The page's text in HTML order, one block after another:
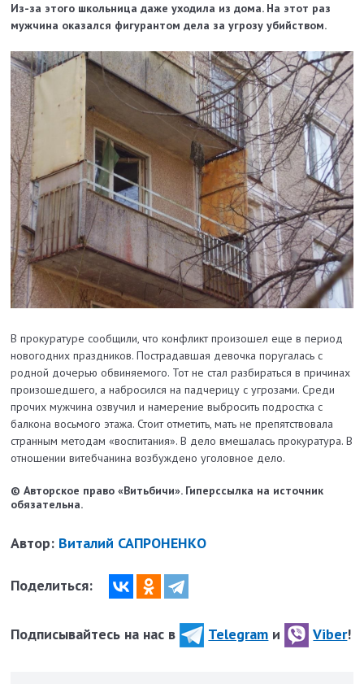
Из-за этого школьница даже уходила из дома. На этот раз
мужчина оказался фигурантом дела за угрозу убийством.
В прокуратуре сообщили, что конфликт произошел еще в период
новогодних праздников. Пострадавшая девочка поругалась с
родной дочерью обвиняемого. Тот не стал разбираться в причинах
произошедшего, а набросился на падчерицу с угрозами. Среди
прочих мужчина озвучил и намерение выбросить подростка с
балкона восьмого этажа. Стоит отметить, мать не препятствовала
странным методам «воспитания». В дело вмешалась прокуратура. В
отношении витебчанина возбуждено уголовное дело.
© Авторское право «Витьбичи». Гиперссылка на источник
обязательна.
Автор: Виталий САПРОНЕНКО
Поделиться:
Подписывайтесь на нас в Telegram и Viber!